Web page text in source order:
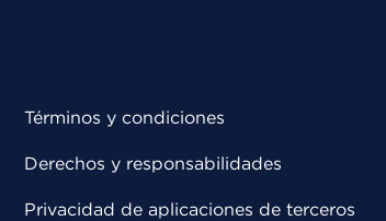
Términos y condiciones
Derechos y responsabilidades
Privacidad de aplicaciones de terceros